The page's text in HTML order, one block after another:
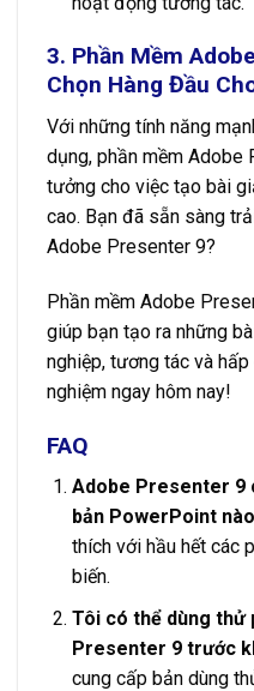
3. Phần Mềm
Chọn Hàng Đầu
Với những tính năng
dụng, phần mềm
tưởng cho việc tạo bài
cao. Bạn đã sẵn sàng
Adobe Presenter 9?
Phần mềm Adobe
giúp bạn tạo ra những
nghiệp, tương tác và
nghiệm ngay hôm nay!
FAQ
Adobe Presenter 9
bản PowerPoint
thích với hầu hết các
biến.
Tôi có thể dùng thử
Presenter 9 trước
cung cấp bản dùng